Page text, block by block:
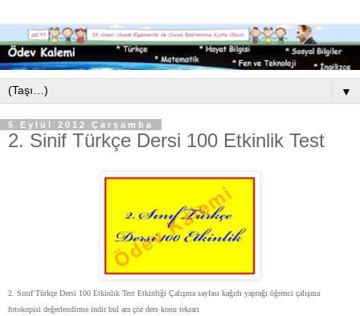
▼
5 Eylül 2012 Çarşamba
2. Sinif Türkçe Dersi 100 Etkinlik Test
2. Sınıf Türkçe Dersi 100 Etkinlik Test Etkinliği Çalışma sayfası kağıdı yaprağı öğrenci çalışma
fotokopisi değerlendirme indir bul ara çöz ders konu tekrarı